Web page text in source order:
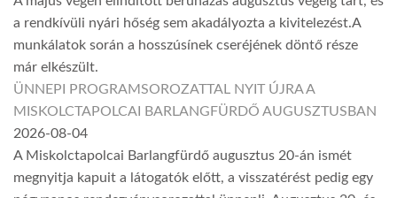
a rendkívüli nyári hőség sem akadályozta a kivitelezést.A
munkálatok során a hosszúsínek cseréjének döntő része
már elkészült.
ÜNNEPI PROGRAMSOROZATTAL NYIT ÚJRA A
MISKOLCTAPOLCAI BARLANGFÜRDŐ AUGUSZTUSBAN
2026-08-04
A Miskolctapolcai Barlangfürdő augusztus 20-án ismét
megnyitja kapuit a látogatók előtt, a visszatérést pedig egy